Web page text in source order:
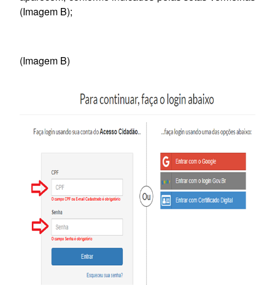
(Imagem B);
(Imagem B)